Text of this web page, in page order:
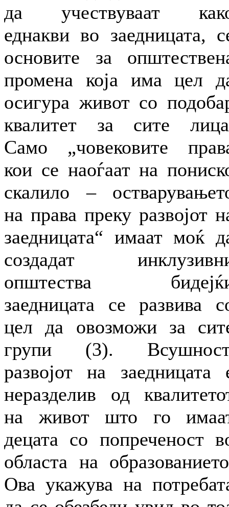
да учествуваат
еднакви во заедницата,
основите за
промена која има цел
осигура живот со
квалитет за сите
Само „човековите
кои се наоѓаат на
скалило –
на права преку развојот
заедницата“ имаат моќ
создадат
општества
заедницата се развива
цел да овозможи за
групи (3).
развојот на заедницата
неразделив од
на живот што го
децата со попреченост
областа на
Ова укажува на